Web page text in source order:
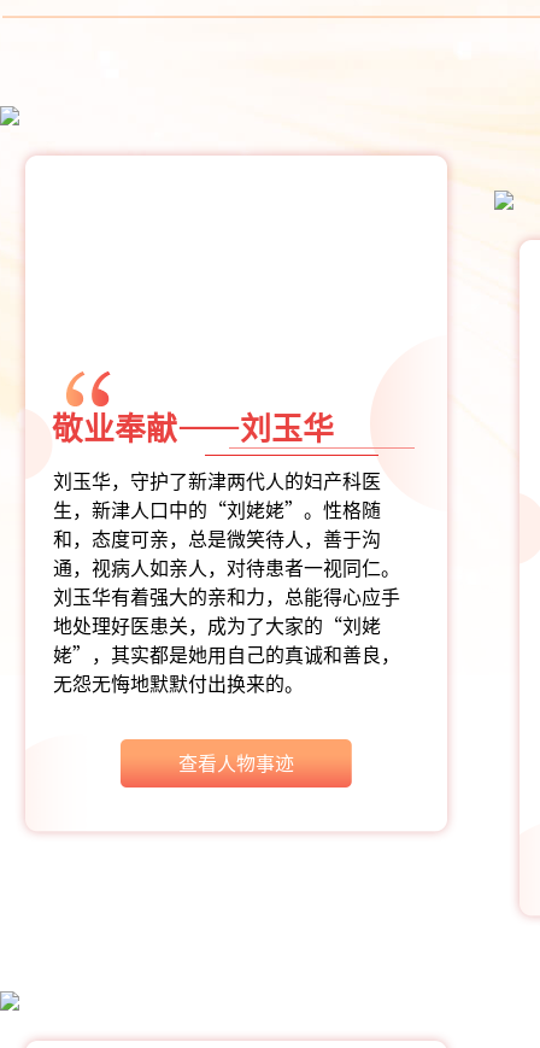
敬业奉献——刘玉华
刘玉华，守护了新津两代人的妇产科医
生，新津人口中的“刘姥姥”。性格随
和，态度可亲，总是微笑待人，善于沟
通，视病人如亲人，对待患者一视同仁。
刘玉华有着强大的亲和力，总能得心应手
地处理好医患关，成为了大家的“刘姥
姥”，其实都是她用自己的真诚和善良，
无怨无悔地默默付出换来的。
查看人物事迹